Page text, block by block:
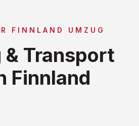
FINNLAND UMZUG
& Transport
Finnland